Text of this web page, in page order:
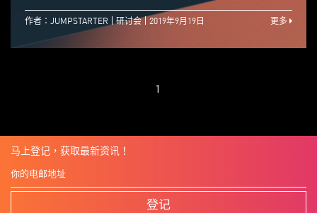
作者：JUMPSTARTER 研讨会 2019年9月19日 更多
1
马上登记，获取最新资讯！
登记